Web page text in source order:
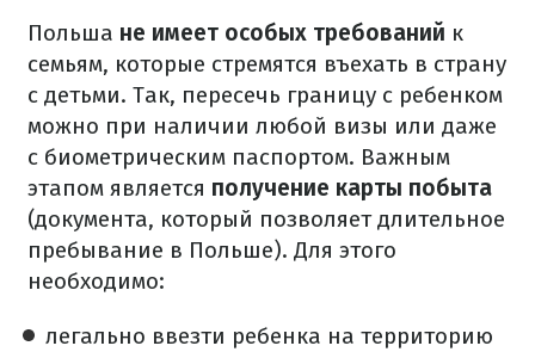
Польша не имеет особых требований к
семьям, которые стремятся въехать в страну
с детьми. Так, пересечь границу с ребенком
можно при наличии любой визы или даже
с биометрическим паспортом. Важным
этапом является получение карты побыта
(документа, который позволяет длительное
пребывание в Польше). Для этого
необходимо:
легально ввезти ребенка на территорию